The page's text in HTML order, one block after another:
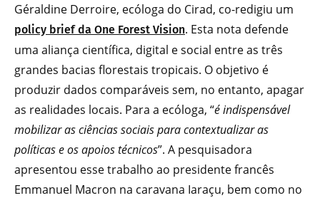
Géraldine Derroire, ecóloga do Cirad, co-redigiu um
policy brief da One Forest Vision. Esta nota defende
uma aliança científica, digital e social entre as três
grandes bacias florestais tropicais. O objetivo é
produzir dados comparáveis sem, no entanto, apagar
as realidades locais. Para a ecóloga, “é indispensável
mobilizar as ciências sociais para contextualizar as
políticas e os apoios técnicos”. A pesquisadora
apresentou esse trabalho ao presidente francês
Emmanuel Macron na caravana Iaraçu, bem como no